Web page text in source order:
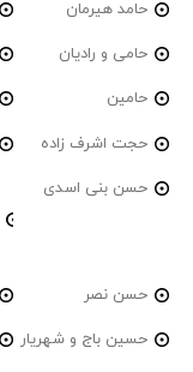
حامد هیرمان
حامی و رادیان
حامین
حجت اشرف زاده
حسن بنی اسدی
حسن نصر
حسین باج و شهریار